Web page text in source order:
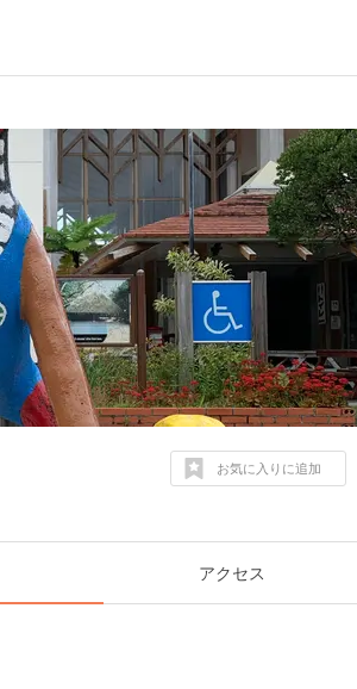
お気に入りに追加
アクセス